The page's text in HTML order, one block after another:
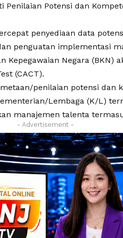
Potensi dan
penyediaan data
penguatan implementasi
Kepegawaian Negara (BKN)
(CACT).
penilaian potensi dan
Lembaga (K/L)
manajemen talenta
- Advertisement -